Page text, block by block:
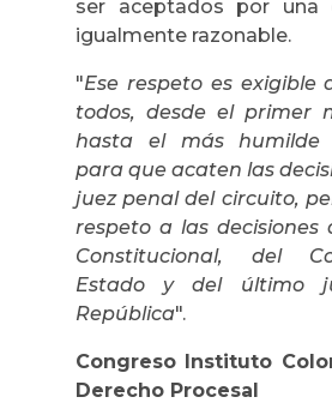
ser aceptados por una
igualmente razonable.
"Ese respeto es exigible
todos, desde el primer
hasta el más humilde
para que acaten las
juez penal del circuito,
respeto a las decisiones
Constitucional, del
Estado y del último
República".
Congreso Instituto
Derecho Procesal